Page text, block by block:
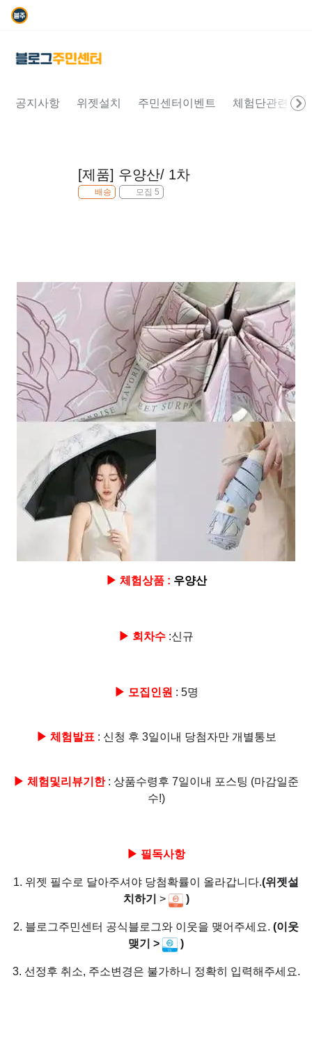
공지사항 위젯설치 주민센터이벤트 체험단관련문의
[제품] 우양산/ 1차
배송 모집 5
▶ 체험상품 : 우양산
▶ 회차수 :신규
▶ 모집인원 : 5명
▶ 체험발표 : 신청 후 3일이내 당첨자만 개별통보
▶ 체험및리뷰기한: 상품수령후 7일이내 포스팅 (마감일준
수!)
▶ 필독사항
1. 위젯 필수로 달아주셔야 당첨확률이 올라갑니다.(위젯설
치하기 > )
2. 블로그주민센터 공식블로그와 이웃을 맺어주세요. (이웃
맺기 >
)
3. 선정후 취소, 주소변경은 불가하니 정확히 입력해주세요.